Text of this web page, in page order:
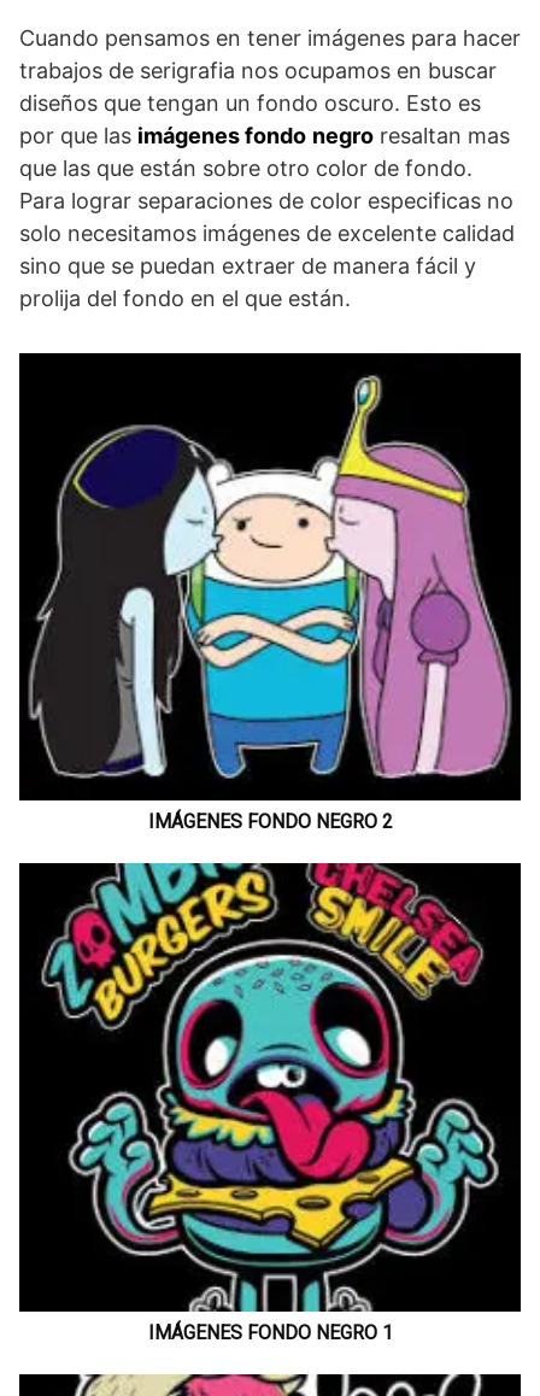
Cuando pensamos en tener imágenes para hacer
trabajos de serigrafia nos ocupamos en buscar
diseños que tengan un fondo oscuro. Esto es
por que las imágenes fondo negro resaltan mas
que las que están sobre otro color de fondo.
Para lograr separaciones de color especificas no
solo necesitamos imágenes de excelente calidad
sino que se puedan extraer de manera fácil y
prolija del fondo en el que están.
IMÁGENES FONDO NEGRO 2
IMÁGENES FONDO NEGRO 1